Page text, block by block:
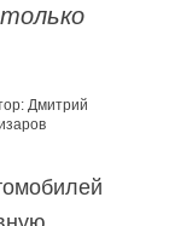
Дмитрий